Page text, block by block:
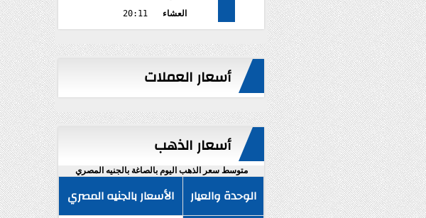
العشاء
20:11
أسعار العملات
أسعار الذهب
متوسط سعر الذهب اليوم بالصاغة بالجنيه المصري
الوحدة والعيار الأسعار بالجنيه المصري